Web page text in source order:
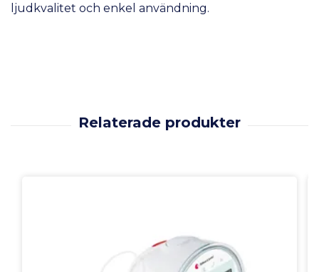
ljudkvalitet och enkel användning.